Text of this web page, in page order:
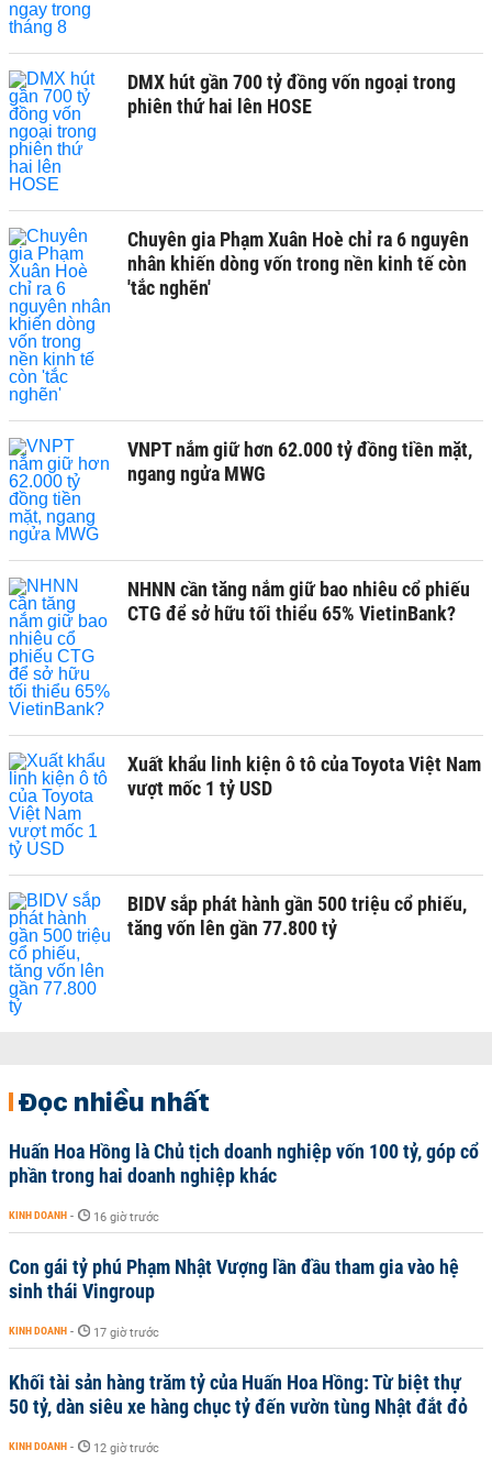
DMX hút gần 700 tỷ đồng vốn ngoại trong
phiên thứ hai lên HOSE
Chuyên gia Phạm Xuân Hoè chỉ ra 6 nguyên
nhân khiến dòng vốn trong nền kinh tế còn
'tắc nghẽn'
VNPT nắm giữ hơn 62.000 tỷ đồng tiền mặt,
ngang ngửa MWG
NHNN cần tăng nắm giữ bao nhiêu cổ phiếu
CTG để sở hữu tối thiểu 65% VietinBank?
Xuất khẩu linh kiện ô tô của Toyota Việt Nam
vượt mốc 1 tỷ USD
BIDV sắp phát hành gần 500 triệu cổ phiếu,
tăng vốn lên gần 77.800 tỷ
Đọc nhiều nhất
Huấn Hoa Hồng là Chủ tịch doanh nghiệp vốn 100 tỷ, góp cổ
phần trong hai doanh nghiệp khác
KINH DOANH - 16 giờ trước
Con gái tỷ phú Phạm Nhật Vượng lần đầu tham gia vào hệ
sinh thái Vingroup
KINH DOANH - 17 giờ trước
Khối tài sản hàng trăm tỷ của Huấn Hoa Hồng: Từ biệt thự
50 tỷ, dàn siêu xe hàng chục tỷ đến vườn tùng Nhật đắt đỏ
KINH DOANH - 12 giờ trước